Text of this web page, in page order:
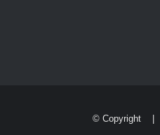
© Copyright